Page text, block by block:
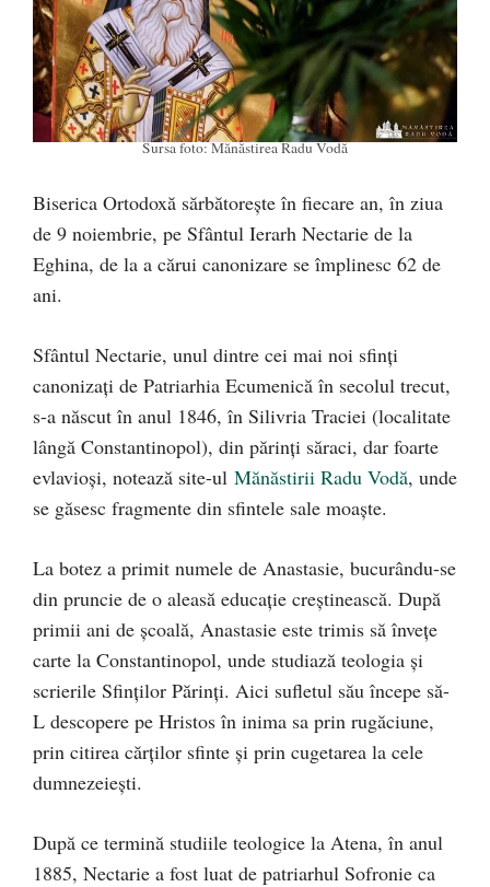
Sursa foto: Mănăstirea Radu Vodă
Biserica Ortodoxă sărbătorește în fiecare an, în ziua
de 9 noiembrie, pe Sfântul Ierarh Nectarie de la
Eghina, de la a cărui canonizare se împlinesc 62 de
ani.
Sfântul Nectarie, unul dintre cei mai noi sfinţi
canonizaţi de Patriarhia Ecumenică în secolul trecut,
s-a născut în anul 1846, în Silivria Traciei (localitate
lângă Constantinopol), din părinţi săraci, dar foarte
evlavioşi, notează site-ul Mănăstirii Radu Vodă, unde
se găsesc fragmente din sfintele sale moaște.
La botez a primit numele de Anastasie, bucurându-se
din pruncie de o aleasă educaţie creştinească. După
primii ani de şcoală, Anastasie este trimis să înveţe
carte la Constantinopol, unde studiază teologia şi
scrierile Sfinţilor Părinţi. Aici sufletul său începe să-
L descopere pe Hristos în inima sa prin rugăciune,
prin citirea cărţilor sfinte şi prin cugetarea la cele
dumnezeieşti.
După ce termină studiile teologice la Atena, în anul
1885, Nectarie a fost luat de patriarhul Sofronie ca